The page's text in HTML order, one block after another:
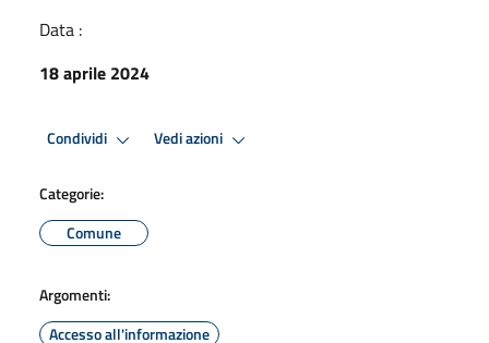
Data :
18 aprile 2024
Condividi Vedi azioni
Categorie:
Comune
Argomenti:
Accesso all'informazione